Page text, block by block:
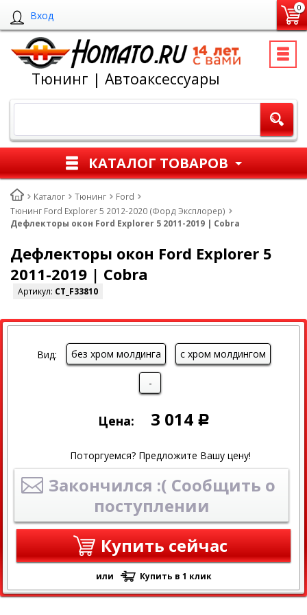
Вход
0
Тюнинг | Автоаксессуары
КАТАЛОГ ТОВАРОВ
Каталог Тюнинг
Ford
Тюнинг Ford Explorer 5 2012-2020 (Форд Эксплорер)
Дефлекторы окон Ford Explorer 5 2011-2019 | Cobra
Дефлекторы окон Ford Explorer 5
2011-2019 | Cobra
Артикул: CT_F33810
Вид: без хром молдинга с хром молдингом
-
Цена: 3 014 Р
Поторгуемся? Предложите Вашу цену!
Закончился :( Сообщить о
поступлении
Купить сейчас
или Купить в 1 клик